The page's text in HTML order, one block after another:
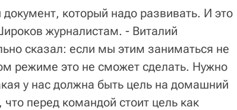
который надо развивать. И это
журналистам. - Виталий
сказал: если мы этим заниматься не
режиме это не сможет сделать. Нужно
у нас должна быть цель на домашний
перед командой стоит цель как